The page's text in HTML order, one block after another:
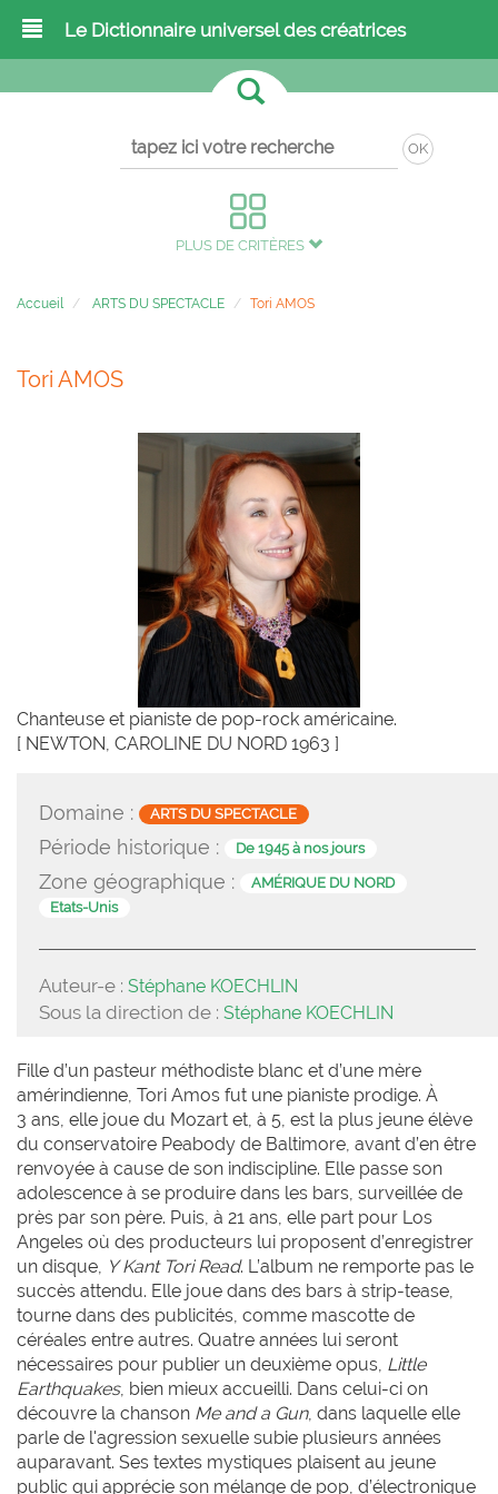
Le Dictionnaire universel des créatrices
OK
PLUS DE CRITÈRES
Accueil ARTS DU SPECTACLE Tori AMOS
Tori AMOS
Chanteuse et pianiste de pop-rock américaine.
[ NEWTON, CAROLINE DU NORD 1963 ]
Domaine : ARTS DU SPECTACLE
Période historique : De 1945 à nos jours
Zone géographique :
AMÉRIQUE DU NORD
Etats-Unis
Auteur-e : Stéphane KOECHLIN
Sous la direction de : Stéphane KOECHLIN
Fille d’un pasteur méthodiste blanc et d’une mère
amérindienne, Tori Amos fut une pianiste prodige. À
3 ans, elle joue du Mozart et, à 5, est la plus jeune élève
du conservatoire Peabody de Baltimore, avant d’en être
renvoyée à cause de son indiscipline. Elle passe son
adolescence à se produire dans les bars, surveillée de
près par son père. Puis, à 21 ans, elle part pour Los
Angeles où des producteurs lui proposent d’enregistrer
un disque, Y Kant Tori Read. L’album ne remporte pas le
succès attendu. Elle joue dans des bars à strip-tease,
tourne dans des publicités, comme mascotte de
céréales entre autres. Quatre années lui seront
nécessaires pour publier un deuxième opus, Little
Earthquakes, bien mieux accueilli. Dans celui-ci on
découvre la chanson Me and a Gun, dans laquelle elle
parle de l'agression sexuelle subie plusieurs années
auparavant. Ses textes mystiques plaisent au jeune
public qui apprécie son mélange de pop, d’électronique